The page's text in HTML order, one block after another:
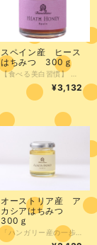
スペイン産 ヒース
はちみつ 300ｇ
¥3,132
オーストリア産 ア
カシアはちみつ
300ｇ